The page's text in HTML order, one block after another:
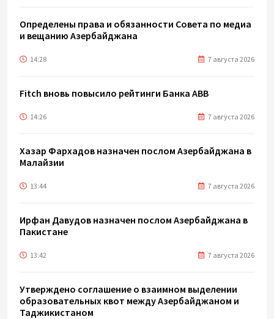
Определены права и обязанности Совета по медиа
и вещанию Азербайджана
14:28 7 августа 2026
Fitch вновь повысило рейтинги Банка ABB
14:26 7 августа 2026
Хазар Фархадов назначен послом Азербайджана в
Малайзии
13:44 7 августа 2026
Ирфан Давудов назначен послом Азербайджана в
Пакистане
13:42 7 августа 2026
Утверждено соглашение о взаимном выделении
образовательных квот между Азербайджаном и
Таджикистаном